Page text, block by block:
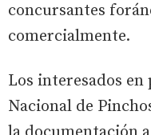
concursantes
comercialmente.
Los interesados
Nacional de